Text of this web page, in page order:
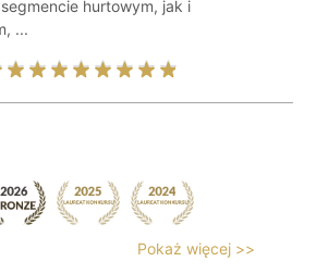
hurtowym, jak i
...
Pokaż więcej >>